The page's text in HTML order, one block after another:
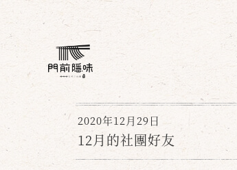
2020年12月29日
12月的社團好友